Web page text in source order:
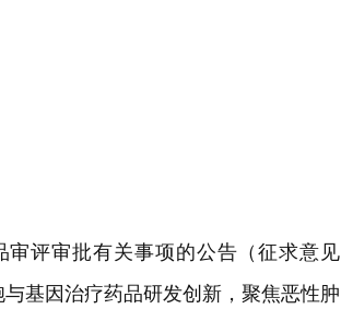
评审批有关事项的公告（征求意见
基因治疗药品研发创新，聚焦恶性肿